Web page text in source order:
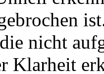
nicht
Klarheit